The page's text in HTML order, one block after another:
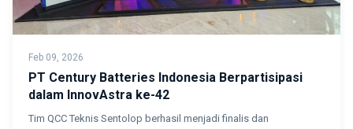
Feb 09, 2026
PT Century Batteries Indonesia Berpartisipasi
dalam InnovAstra ke-42
Tim QCC Teknis Sentolop berhasil menjadi finalis dan